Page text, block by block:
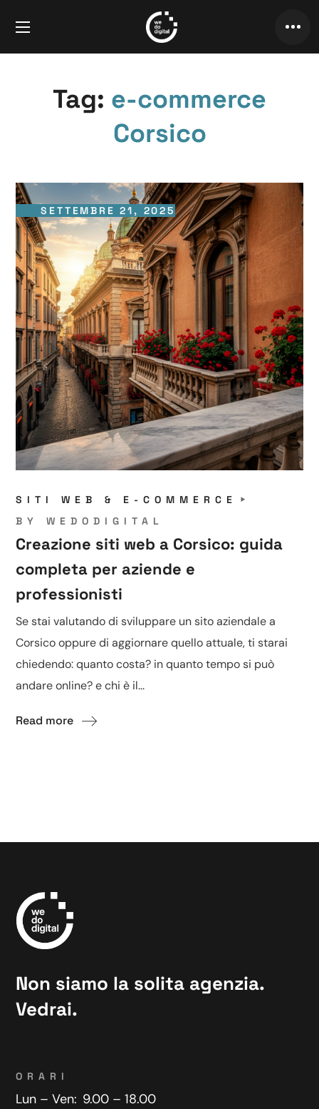
Tag: e-commerce
Corsico
SETTEMBRE 21, 2025
SITI WEB & E-COMMERCE
BYWEDODIGITAL
Creazione siti web a Corsico: guida
completa per aziende e
professionisti
Se stai valutando di sviluppare un sito aziendale a
Corsico oppure di aggiornare quello attuale, ti starai
chiedendo: quanto costa? in quanto tempo si può
andare online? e chi è il...
Read more
Non siamo la solita agenzia.
Vedrai.
ORARI
Lun – Ven: 9.00 – 18.00